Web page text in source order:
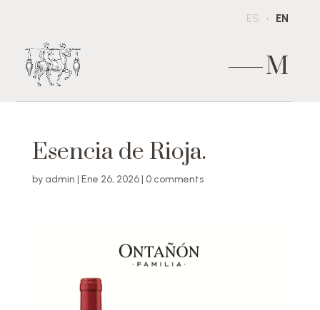
ES EN
M
Esencia de Rioja.
by admin | Ene 26, 2026| 0 comments